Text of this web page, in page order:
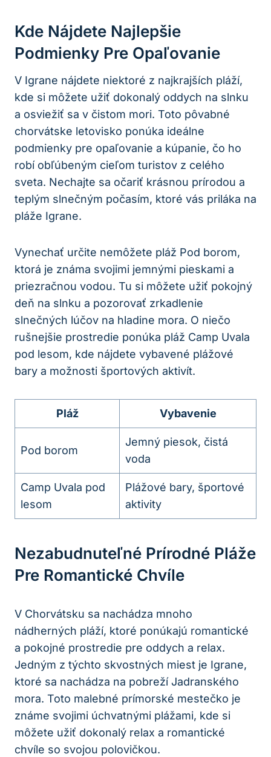
Kde Nájdete Najlepšie
Podmienky Pre Opaľovanie
V Igrane nájdete niektoré z najkrajších pláží,
kde si môžete užiť dokonalý oddych na slnku
a osviežiť sa v čistom mori. Toto pôvabné
chorvátske letovisko ponúka ideálne
podmienky pre opaľovanie a kúpanie, čo ho
robí obľúbeným cieľom turistov z celého
sveta. Nechajte sa očariť krásnou prírodou a
teplým slnečným počasím, ktoré vás priláka na
pláže Igrane.
Vynechať určite nemôžete pláž Pod borom,
ktorá je známa svojimi jemnými pieskami a
priezračnou vodou. Tu si môžete užiť pokojný
deň na slnku a pozorovať zrkadlenie
slnečných lúčov na hladine mora. O niečo
rušnejšie prostredie ponúka pláž Camp Uvala
pod lesom, kde nájdete vybavené plážové
bary a možnosti športových aktivít.
Pláž Vybavenie
Pod borom
Jemný piesok, čistá
voda
Camp Uvala pod
lesom
Plážové bary, športové
aktivity
Nezabudnuteľné Prírodné Pláže
Pre Romantické Chvíle
V Chorvátsku sa nachádza mnoho
nádherných pláží, ktoré ponúkajú romantické
a pokojné prostredie pre oddych a relax.
Jedným z týchto skvostných miest je Igrane,
ktoré sa nachádza na pobreží Jadranského
mora. Toto malebné prímorské mestečko je
známe svojimi úchvatnými plážami, kde si
môžete užiť dokonalý relax a romantické
chvíle so svojou polovičkou.